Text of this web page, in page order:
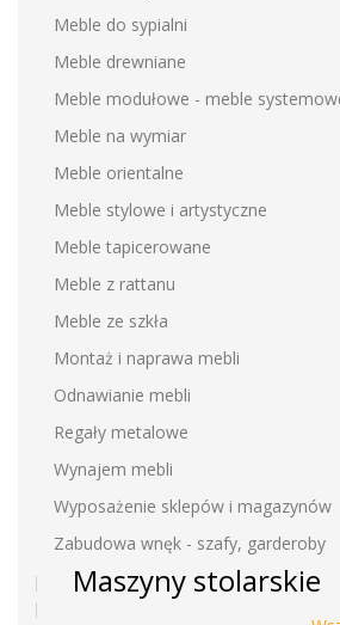
Meble do sypialni
Meble drewniane
Meble modułowe - meble
Meble na wymiar
Meble orientalne
Meble stylowe i artystyczne
Meble tapicerowane
Meble z rattanu
Meble ze szkła
Montaż i naprawa mebli
Odnawianie mebli
Regały metalowe
Wynajem mebli
Wyposażenie sklepów i magazynów
Zabudowa wnęk - szafy, garderoby
Maszyny stolarskie